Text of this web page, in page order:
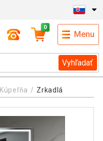
Vyhľadať
0
Menu
Kúpeľňa Zrkadlá